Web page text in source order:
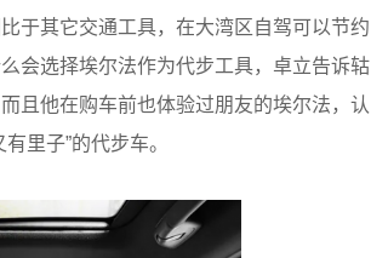
于其它交通工具，在大湾区自驾可以节约
会选择埃尔法作为代步工具，卓立告诉轱
且他在购车前也体验过朋友的埃尔法，认
里子”的代步车。